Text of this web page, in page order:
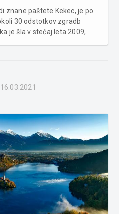
znane paštete Kekec, je po
30 odstotkov zgradb
je šla v stečaj leta 2009,